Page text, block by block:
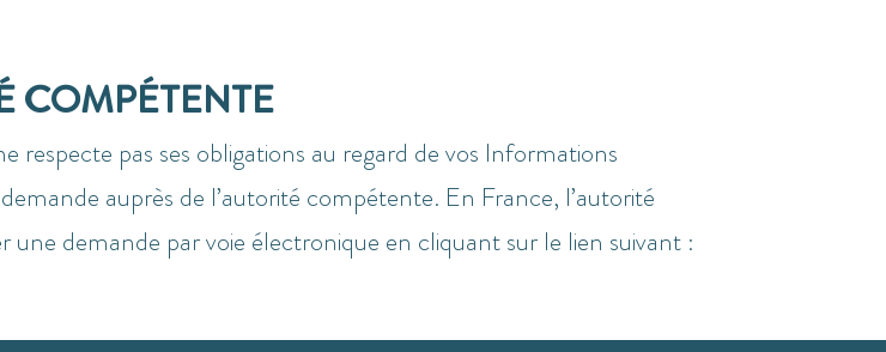
COMPÉTENTE
pas ses obligations au regard de vos Informations
auprès de l’autorité compétente. En France, l’autorité
demande par voie électronique en cliquant sur le lien suivant :